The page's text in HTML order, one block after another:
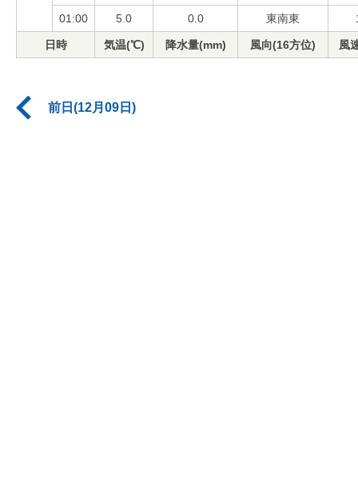
01:00 5.0 0.0 東南東
日時 気温(℃) 降水量(mm) 風向(16方位) 風
前日(12月09日)